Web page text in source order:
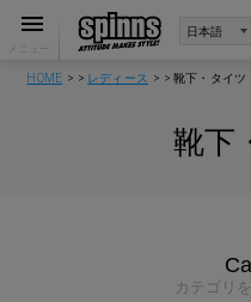
HOME レディース 靴下・タイツ
靴下
カテゴリ